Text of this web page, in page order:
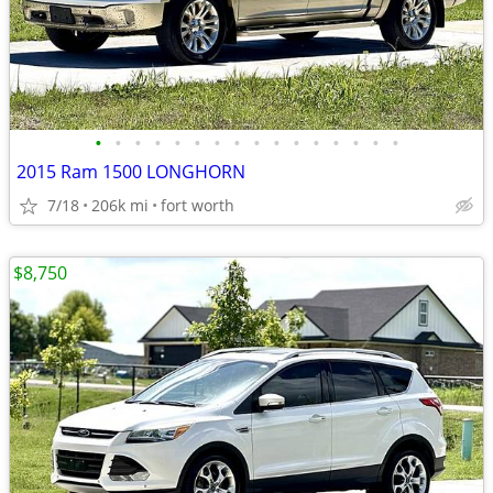
• • • • • • • • • • • • • • • •
2015 Ram 1500 LONGHORN
7/18 206k mi fort worth
$8,750